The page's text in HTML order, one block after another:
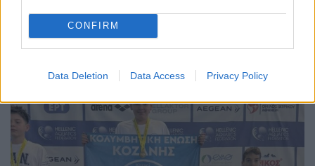
CONFIRM
Data Deletion Data Access Privacy Policy